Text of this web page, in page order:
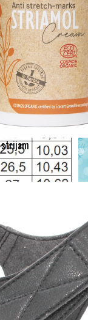
strijam